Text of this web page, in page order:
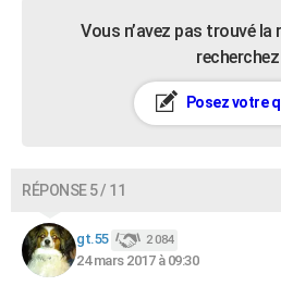
Vous n’avez pas trouvé la
Posez votre
RÉPONSE 5 / 11
gt.55 2 084
24 mars 2017 à 09:30